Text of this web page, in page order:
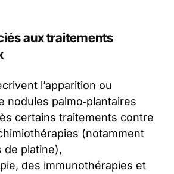
aux traitements
l’apparition ou
nodules palmo‑plantaires
certains traitements contre
(notamment
de platine),
des immunothérapies et